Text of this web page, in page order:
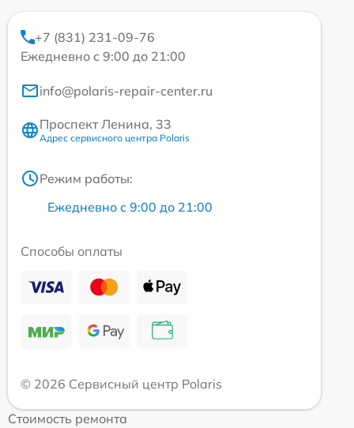
+7 (831) 231-09-76
Ежедневно с 9:00 до 21:00
info@polaris-repair-center.ru
Проспект Ленина, 33
Адрес сервисного центра Polaris
Режим работы:
Ежедневно с 9:00 до 21:00
Способы оплаты
© 2026 Сервисный центр Polaris
Стоимость ремонта